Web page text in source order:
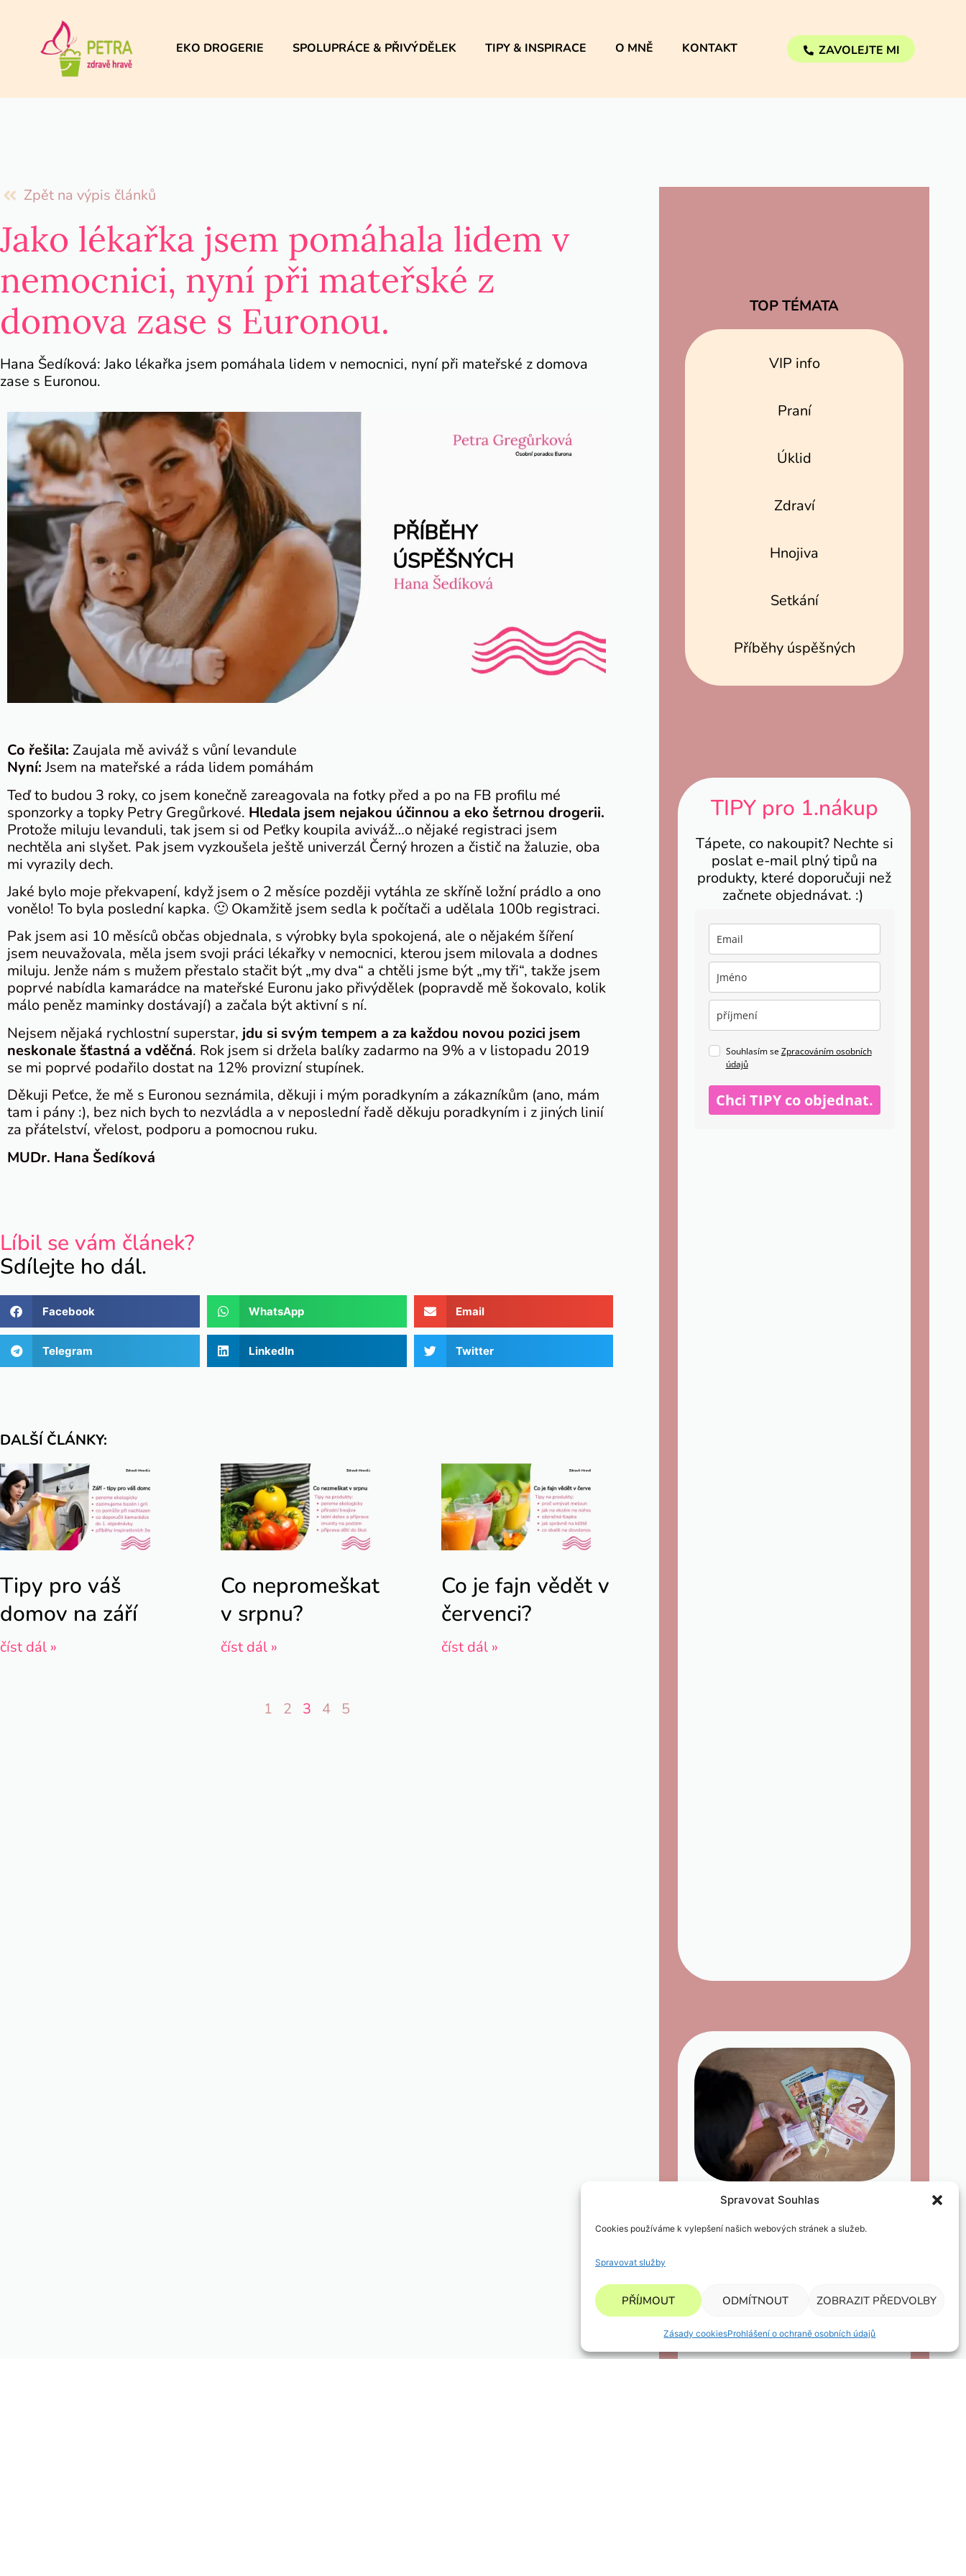
Spravovat Souhlas
Cookies používáme k vylepšení našich webových stránek a služeb.
Spravovat služby
PŘÍJMOUT ODMÍTNOUT ZOBRAZIT PŘEDVOLBY
Zásady cookiesProhlášení o ochraně osobních údajů
EKO DROGERIE SPOLUPRÁCE & PŘIVÝDĚLEK TIPY & INSPIRACE O MNĚ KONTAKT ZAVOLEJTE MI
Zpět na výpis článků
Jako lékařka jsem pomáhala lidem v
nemocnici, nyní při mateřské z
domova zase s Euronou.
Hana Šedíková: Jako lékařka jsem pomáhala lidem v nemocnici, nyní při mateřské z domova
zase s Euronou.
Co řešila: Zaujala mě aviváž s vůní levandule
Nyní:Jsem na mateřské a ráda lidem pomáhám
Teď to budou 3 roky, co jsem konečně zareagovala na fotky před a po na FB profilu mé
sponzorky a topky Petry Gregůrkové. Hledala jsem nejakou účinnou a eko šetrnou drogerii.
Protože miluju levanduli, tak jsem si od Peťky koupila aviváž…o nějaké registraci jsem
nechtěla ani slyšet. Pak jsem vyzkoušela ještě univerzál Černý hrozen a čistič na žaluzie, oba
mi vyrazily dech.
Jaké bylo moje překvapení, když jsem o 2 měsíce později vytáhla ze skříně ložní prádlo a ono
vonělo! To byla poslední kapka. 🙂 Okamžitě jsem sedla k počítači a udělala 100b registraci.
Pak jsem asi 10 měsíců občas objednala, s výrobky byla spokojená, ale o nějakém šíření
jsem neuvažovala, měla jsem svoji práci lékařky v nemocnici, kterou jsem milovala a dodnes
miluju. Jenže nám s mužem přestalo stačit být „my dva“ a chtěli jsme být „my tři“, takže jsem
poprvé nabídla kamarádce na mateřské Euronu jako přivýdělek (popravdě mě šokovalo, kolik
málo peněz maminky dostávají) a začala být aktivní s ní.
Nejsem nějaká rychlostní superstar, jdu si svým tempem a za každou novou pozici jsem
neskonale šťastná a vděčná. Rok jsem si držela balíky zadarmo na 9% a v listopadu 2019
se mi poprvé podařilo dostat na 12% provizní stupínek.
Děkuji Peťce, že mě s Euronou seznámila, děkuji i mým poradkyním a zákazníkům (ano, mám
tam i pány :), bez nich bych to nezvládla a v neposlední řadě děkuju poradkyním i z jiných linií
za přátelství, vřelost, podporu a pomocnou ruku. ​
MUDr. Hana Šedíková
Líbil se vám článek?
Sdílejte ho dál.
Facebook WhatsApp Email
Telegram LinkedIn Twitter
DALŠÍ ČLÁNKY:
Tipy pro váš
domov na září
číst dál »
Co nepromeškat
v srpnu?
číst dál »
Co je fajn vědět v
červenci?
číst dál »
1 2 3 4 5
TOP TÉMATA
VIP info
Praní
Úklid
Zdraví
Hnojiva
Setkání
Příběhy úspěšných
TIPY pro 1.nákup
Tápete, co nakoupit? Nechte si
poslat e-mail plný tipů na
produkty, které doporučuji než
začnete objednávat. :)
Souhlasím seZpracováním osobních
údajů
Chci TIPY co objednat.
Vzorečky ZDARMA
Produkty pro úklid